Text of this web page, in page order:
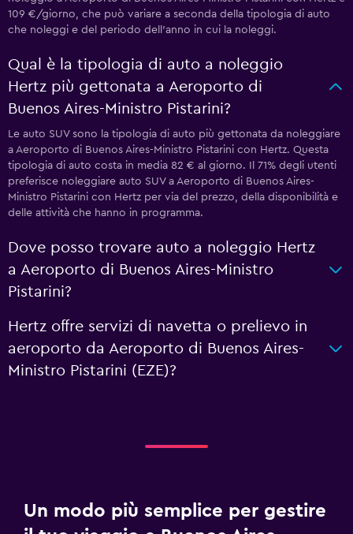
109 €/giorno, che può variare a seconda della tipologia di auto
che noleggi e del periodo dell'anno in cui la noleggi.
Qual è la tipologia di auto a noleggio
Hertz più gettonata a Aeroporto di
Buenos Aires-Ministro Pistarini?
Le auto SUV sono la tipologia di auto più gettonata da noleggiare
a Aeroporto di Buenos Aires-Ministro Pistarini con Hertz. Questa
tipologia di auto costa in media 82 € al giorno. Il 71% degli utenti
preferisce noleggiare auto SUV a Aeroporto di Buenos Aires-
Ministro Pistarini con Hertz per via del prezzo, della disponibilità e
delle attività che hanno in programma.
Dove posso trovare auto a noleggio Hertz
a Aeroporto di Buenos Aires-Ministro
Pistarini?
Hertz offre servizi di navetta o prelievo in
aeroporto da Aeroporto di Buenos Aires-
Ministro Pistarini (EZE)?
Un modo più semplice per gestire